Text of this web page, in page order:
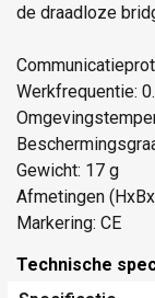
de draadloze
Werkfrequentie:
Gewicht: 17 g
Afmetingen
Markering: CE
Technische